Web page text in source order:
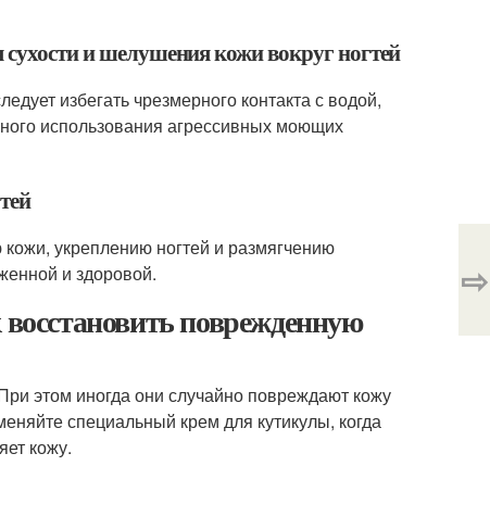
и шелушения кожи вокруг ногтей
избегать чрезмерного контакта с водой,
использования агрессивных моющих
укреплению ногтей и размягчению
и здоровой.
поврежденную
этом иногда они случайно повреждают кожу
специальный крем для кутикулы, когда
кожу.
⇨